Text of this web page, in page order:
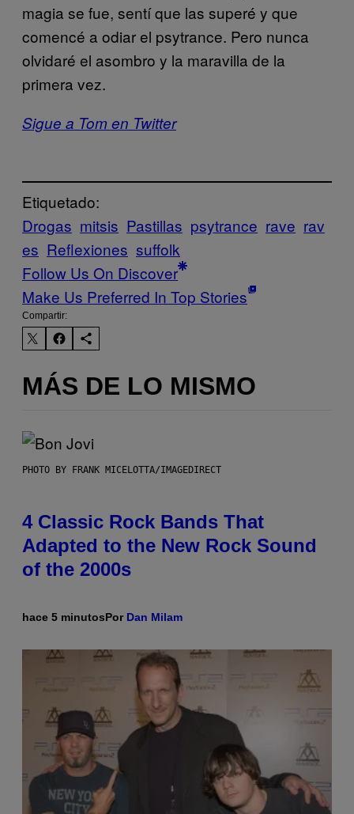
magia se fue, sentí que las superé y que
comencé a odiar el psytrance. Pero nunca
olvidaré el asombro y la maravilla de la
primera vez.
Sigue a Tom en Twitter
Etiquetado:
Drogas mitsis Pastillas psytrance rave rav
es Reflexiones suffolk
Follow Us On Discover
Make Us Preferred In Top Stories
Compartir:
MÁS DE LO MISMO
PHOTO BY FRANK MICELOTTA/IMAGEDIRECT
4 Classic Rock Bands That
Adapted to the New Rock Sound
of the 2000s
hace 5 minutosPor Dan Milam